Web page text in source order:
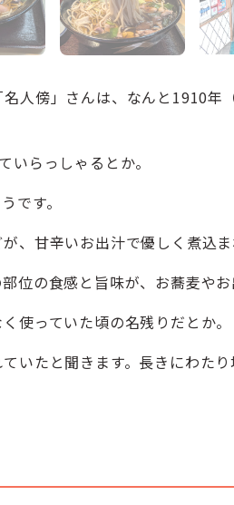
人傍」さんは、なんと1910年
らっしゃるとか。
です。
甘辛いお出汁で優しく煮込ま
の食感と旨味が、お蕎麦や
使っていた頃の名残りだとか。
いたと聞きます。長きにわた